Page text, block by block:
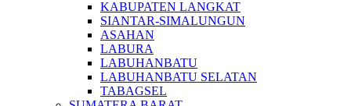
KABUPATEN LANGKAT
SIANTAR-SIMALUNGUN
ASAHAN
LABURA
LABUHANBATU
LABUHANBATU SELATAN
TABAGSEL